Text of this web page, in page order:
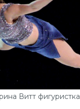
Витт фигуристка